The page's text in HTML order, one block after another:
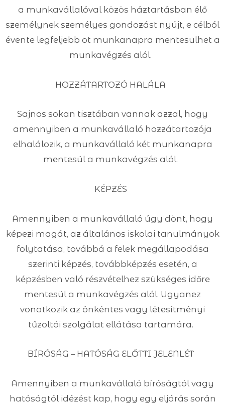
a munkavállalóval közös háztartásban élő
személynek személyes gondozást nyújt, e célból
évente legfeljebb öt munkanapra mentesülhet a
munkavégzés alól.
HOZZÁTARTOZÓ HALÁLA
Sajnos sokan tisztában vannak azzal, hogy
amennyiben a munkavállaló hozzátartozója
elhalálozik, a munkavállaló két munkanapra
mentesül a munkavégzés alól.
KÉPZÉS
Amennyiben a munkavállaló úgy dönt, hogy
képezi magát, az általános iskolai tanulmányok
folytatása, továbbá a felek megállapodása
szerinti képzés, továbbképzés esetén, a
képzésben való részvételhez szükséges időre
mentesül a munkavégzés alól. Ugyanez
vonatkozik az önkéntes vagy létesítményi
tűzoltói szolgálat ellátása tartamára.
BÍRÓSÁG – HATÓSÁG ELŐTTI JELENLÉT
Amennyiben a munkavállaló bíróságtól vagy
hatóságtól idézést kap, hogy egy eljárás során